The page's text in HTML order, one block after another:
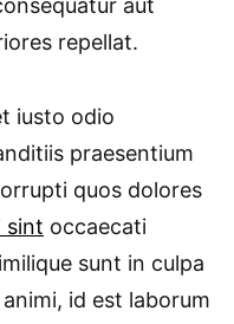
aut
repellat.
iusto odio
praesentium
quos dolores
sint occaecati
sunt in culpa
id est laborum